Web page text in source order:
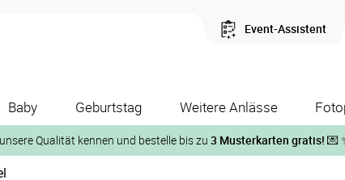
Event-Assistent
Baby Geburtstag Weitere Anlässe
Qualität kennen und bestelle bis zu 3 Musterkarten gratis! 💌